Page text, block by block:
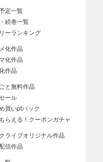
定一覧
続巻一覧
ーランキング
化作品
化作品
作品
と無料作品
ール
買いptバック
らえる！クーポンガチャ
ライブオリジナル作品
信作品